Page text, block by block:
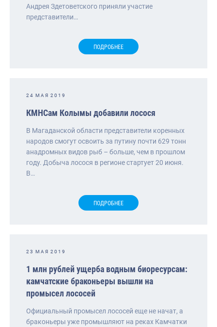
Андрея Здетоветского приняли участие
представители…
ПОДРОБНЕЕ
24 МАЯ 2019
КМНСам Колымы добавили лосося
В Магаданской области представители коренных
народов смогут освоить за путину почти 629 тонн
анадромных видов рыб – больше, чем в прошлом
году. Добыча лосося в регионе стартует 20 июня.
В…
ПОДРОБНЕЕ
23 МАЯ 2019
1 млн рублей ущерба водным биоресурсам:
камчатские браконьеры вышли на
промысел лососей
Официальный промысел лососей еще не начат, а
браконьеры уже промышляют на реках Камчатки